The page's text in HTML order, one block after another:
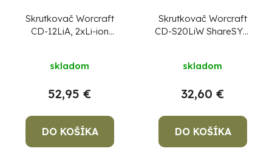
Skrutkovač Worcraft
CD-12LiA, 2xLi-ion
skladom
52,95 €
DO KOŠÍKA
Skrutkovač Worcraft
CD-S20LiW ShareSYS,
skladom
32,60 €
DO KOŠÍKA